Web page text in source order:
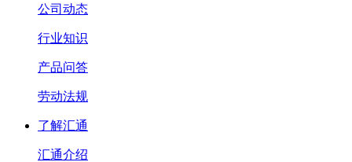
公司动态
行业知识
产品问答
劳动法规
了解汇通
汇通介绍